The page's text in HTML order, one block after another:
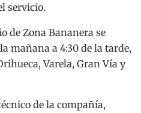
servicio.
de Zona Bananera se
mañana a 4:30 de la tarde,
Varela, Gran Vía y
de la compañía,